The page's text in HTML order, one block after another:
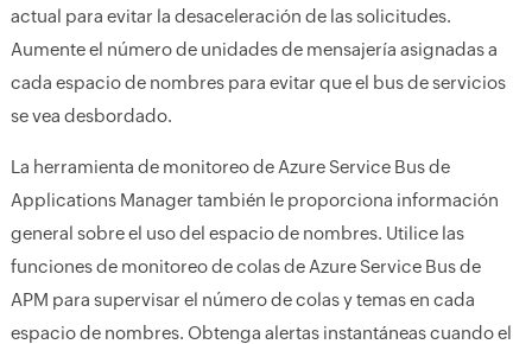
actual para evitar la desaceleración de las solicitudes.
Aumente el número de unidades de mensajería asignadas a
cada espacio de nombres para evitar que el bus de servicios
se vea desbordado.
La herramienta de monitoreo de Azure Service Bus de
Applications Manager también le proporciona información
general sobre el uso del espacio de nombres. Utilice las
funciones de monitoreo de colas de Azure Service Bus de
APM para supervisar el número de colas y temas en cada
espacio de nombres. Obtenga alertas instantáneas cuando el